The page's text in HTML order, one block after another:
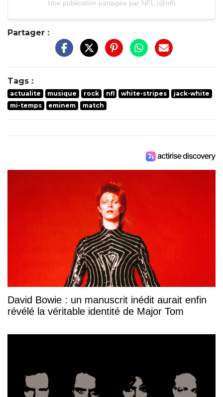
Une publication partagée par NFL (@nfl)
Partager :
Tags :
actualite musique rock nfl white-stripes
jack-white
mi-temps
eminem match
David Bowie : un manuscrit inédit aurait enfin
révélé la véritable identité de Major Tom